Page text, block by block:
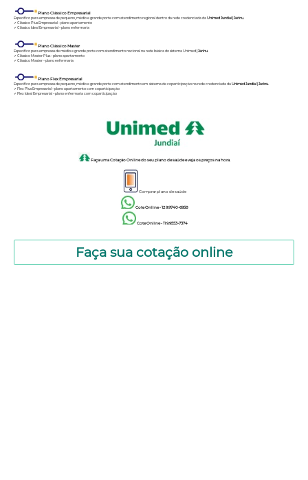
Plano Clássico Empresarial
Específico para empresas de pequeno, médio e grande porte com atendimento regional dentro da rede credenciada daUnimed Jundiaí | Jarinu.
✓ Clássico Plus Empresarial – plano apartamento
✓ Clássico Ideal Empresarial – plano enfermaria
Plano Clássico Master
Específico para empresas de médio e grande porte com atendimento nacional na rede básica do sistema Unimed| Jarinu.
✓ Clássico Master Plus – plano apartamento
✓ Clássico Master – plano enfermaria
Plano Flex Empresarial
Específico para empresas de pequeno, médio e grande porte com atendimento em sistema de coparticipação na rede credenciada daUnimed Jundiaí | Jarinu.
✓ Flex Plus Empresarial – plano apartamento com coparticipação
✓ Flex Ideal Empresarial – plano enfermaria com coparticipação
Faça uma Cotação Online do seu plano de saúde e veja os preços na hora.
Comprar plano de saúde
Cote Online - 12 9.9740-6958
Cote Online - 11 9.9553-7374
Faça sua cotação online